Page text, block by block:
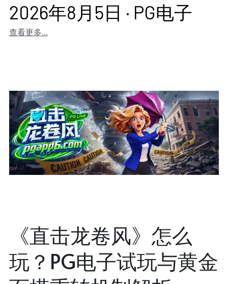
2026年8月5日 · PG电子
查看更多...
《直击龙卷风》怎么
玩？PG电子试玩与黄金